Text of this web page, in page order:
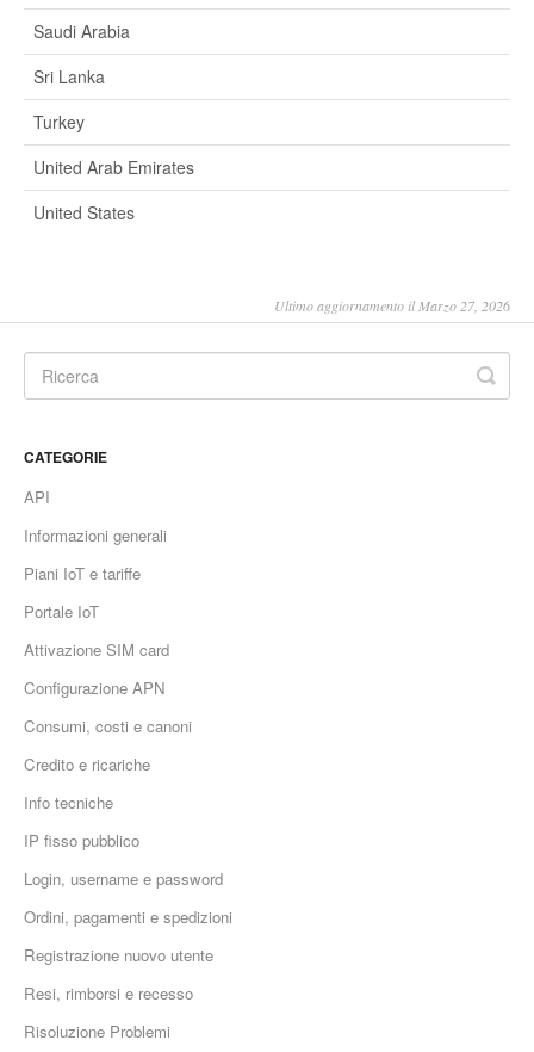
Saudi Arabia
Sri Lanka
Turkey
United Arab Emirates
United States
Ultimo aggiornamento il Marzo 27, 2026
CATEGORIE
API
Informazioni generali
Piani IoT e tariffe
Portale IoT
Attivazione SIM card
Configurazione APN
Consumi, costi e canoni
Credito e ricariche
Info tecniche
IP fisso pubblico
Login, username e password
Ordini, pagamenti e spedizioni
Registrazione nuovo utente
Resi, rimborsi e recesso
Risoluzione Problemi